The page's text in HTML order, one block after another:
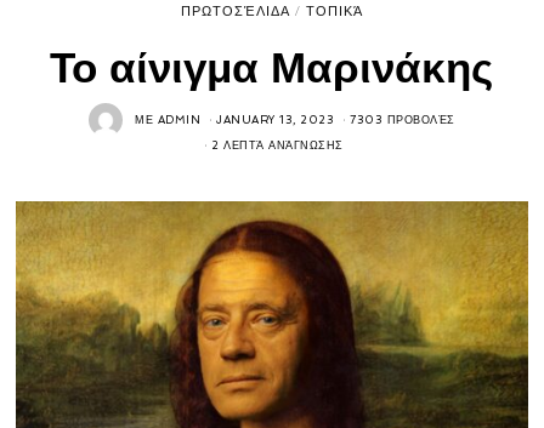
ΠΡΩΤΟΣΈΛΙΔΑ / ΤΟΠΙΚΆ
Το αίνιγμα Μαρινάκης
ΜΕ ADMIN JANUARY 13, 2023 7303 ΠΡΟΒΟΛΈΣ
2 ΛΕΠΤΆ ΑΝΆΓΝΩΣΗΣ